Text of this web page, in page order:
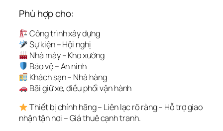
Phù hợp cho:
Công trình xây dựng
Sự kiện – Hội nghị
Nhà máy – Kho xưởng
Bảo vệ – An ninh
Khách sạn – Nhà hàng
Bãi giữ xe, điều phối vận hành
Thiết bị chính hãng – Liên lạc rõ ràng – Hỗ trợ giao
nhận tận nơi – Giá thuê cạnh tranh.